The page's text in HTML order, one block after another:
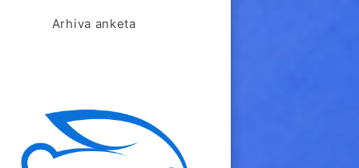
Arhiva anketa